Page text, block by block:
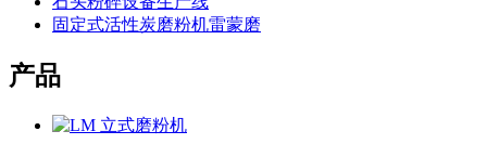
固定式活性炭磨粉机雷蒙磨
产品